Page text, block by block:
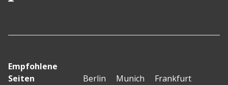
Empfohlene
Seiten
Berlin Munich
Frankfurt